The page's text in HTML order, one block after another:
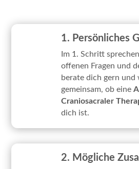
1. Persönliches
Im 1. Schritt
offenen Fragen und
berate dich gern und
gemeinsam, ob eine
Craniosacraler
dich ist.
2. Mögliche